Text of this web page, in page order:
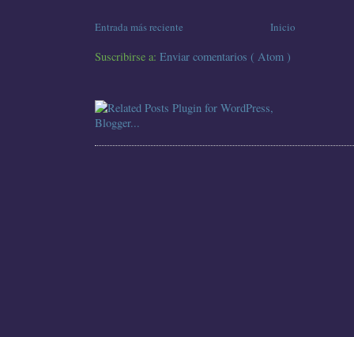
Entrada más reciente Inicio
Suscribirse a: Enviar comentarios ( Atom )